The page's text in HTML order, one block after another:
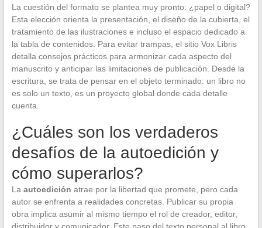
La cuestión del formato se plantea muy pronto: ¿papel o digital?
Esta elección orienta la presentación, el diseño de la cubierta, el
tratamiento de las ilustraciones e incluso el espacio dedicado a
la tabla de contenidos. Para evitar trampas, el sitio Vox Libris
detalla consejos prácticos para armonizar cada aspecto del
manuscrito y anticipar las limitaciones de publicación. Desde la
escritura, se trata de pensar en el objeto terminado: un libro no
es solo un texto, es un proyecto global donde cada detalle
cuenta.
¿Cuáles son los verdaderos
desafíos de la autoedición y
cómo superarlos?
La autoedición atrae por la libertad que promete, pero cada
autor se enfrenta a realidades concretas. Publicar su propia
obra implica asumir al mismo tiempo el rol de creador, editor,